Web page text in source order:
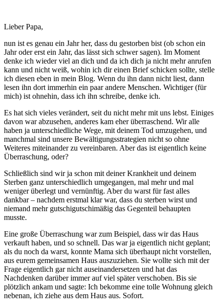
Lieber Papa,
nun ist es genau ein Jahr her, dass du gestorben bist (ob schon ein
Jahr oder erst ein Jahr, das lässt sich schwer sagen). Im Moment
denke ich wieder viel an dich und da ich dich ja nicht mehr anrufen
kann und nicht weiß, wohin ich dir einen Brief schicken sollte, stelle
ich diesen eben in mein Blog. Wenn du ihn dann nicht liest, dann
lesen ihn dort immerhin ein paar andere Menschen. Wichtiger (für
mich) ist ohnehin, dass ich ihn schreibe, denke ich.
Es hat sich vieles verändert, seit du nicht mehr mit uns lebst. Einiges
davon war abzusehen, anderes kam eher überraschend. Wir alle
haben ja unterschiedliche Wege, mit deinem Tod umzugehen, und
manchmal sind unsere Bewältigungsstrategien nicht so ohne
Weiteres miteinander zu vereinbaren. Aber das ist eigentlich keine
Überraschung, oder?
Schließlich sind wir ja schon mit deiner Krankheit und deinem
Sterben ganz unterschiedlich umgegangen, mal mehr und mal
weniger überlegt und vernünftig. Aber du warst für fast alles
dankbar – nachdem erstmal klar war, dass du sterben wirst und
niemand mehr gutschigutschimäßig das Gegenteil behaupten
musste.
Eine große Überraschung war zum Beispiel, dass wir das Haus
verkauft haben, und so schnell. Das war ja eigentlich nicht geplant;
als du noch da warst, konnte Mama sich überhaupt nicht vorstellen,
aus eurem gemeinsamen Haus auszuziehen. Sie wollte sich mit der
Frage eigentlich gar nicht auseinandersetzen und hat das
Nachdenken darüber immer auf viel später verschoben. Bis sie
plötzlich ankam und sagte: Ich bekomme eine tolle Wohnung gleich
nebenan, ich ziehe aus dem Haus aus. Sofort.